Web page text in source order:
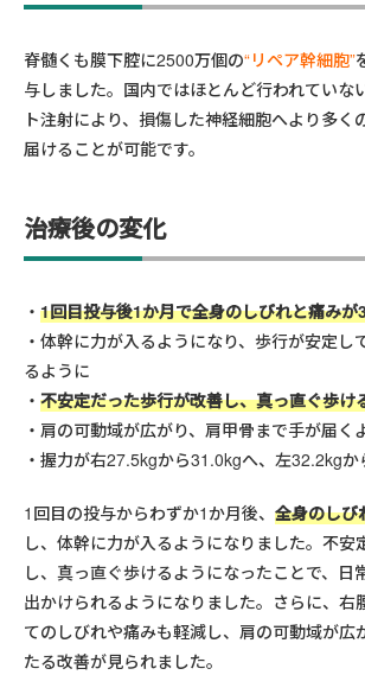
脊髄くも膜下腔に2500万個の“リペア幹細胞”
与しました。国内ではほとんど行われていな
ト注射により、損傷した神経細胞へより多く
届けることが可能です。
治療後の変化
1回目投与後1か月で全身のしびれと痛みが
体幹に力が入るようになり、歩行が安定し
るように
不安定だった歩行が改善し、真っ直ぐ歩け
肩の可動域が広がり、肩甲骨まで手が届く
握力が右27.5kgから31.0kgへ、左32.2kgか
1回目の投与からわずか1か月後、 全身のしび
し、体幹に力が入るようになりました。不安
し、真っ直ぐ歩けるようになったことで、日
出かけられるようになりました。さらに、右
てのしびれや痛みも軽減し、肩の可動域が広
たる改善が見られました。